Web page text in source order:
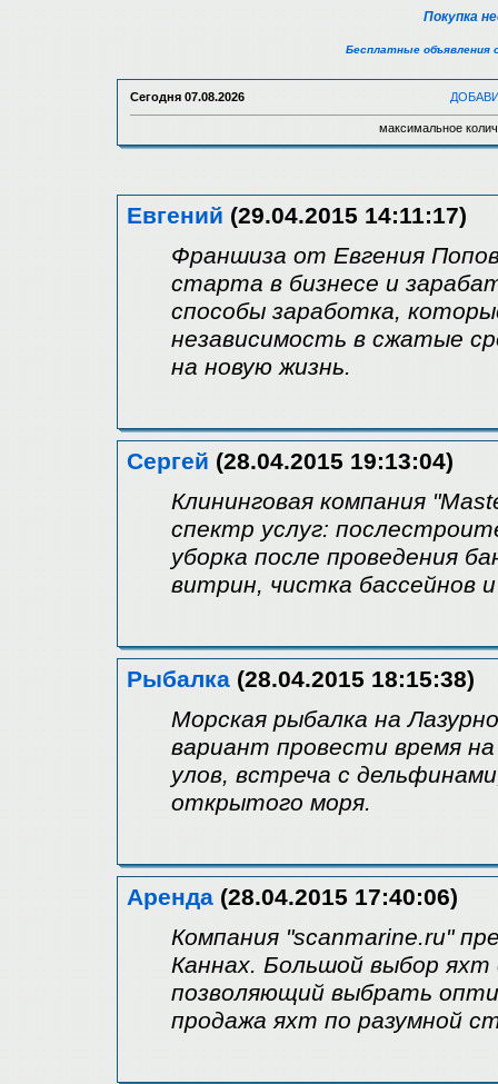
Покупка
Бесплатные объявления
Сегодня 07.08.2026
максимальное
Евгений (29.04.2015 14:11:17)
Франшиза от Евгения
старта в бизнесе и
способы заработка,
независимость в сжатые
на новую жизнь.
Сергей (28.04.2015 19:13:04)
Клининговая компания
спектр услуг:
уборка после проведения
витрин, чистка бассейнов
Рыбалка (28.04.2015 18:15:38)
Морская рыбалка на
вариант провести время
улов, встреча с
открытого моря.
Аренда (28.04.2015 17:40:06)
Компания "scanmarine.ru"
Каннах. Большой выбор
позволяющий выбрать
продажа яхт по разумной